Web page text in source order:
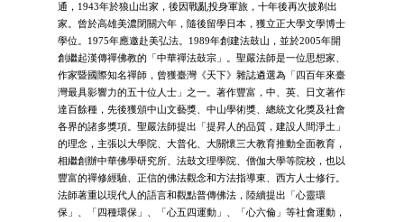
通，1943年於狼山出家，後因戰亂投身軍旅，十年後再次披剃出
家。曾於高雄美濃閉關六年，隨後留學日本，獲立正大學文學博士
學位。1975年應邀赴美弘法。1989年創建法鼓山，並於2005年開
創繼起漢傳禪佛教的「中華禪法鼓宗」。聖嚴法師是一位思想家、
作家暨國際知名禪師，曾獲臺灣《天下》雜誌遴選為「四百年來臺
灣最具影響力的五十位人士」之一。著作豐富，中、英、日文著作
達百餘種，先後獲頒中山文藝獎、中山學術獎、總統文化獎及社會
各界的諸多獎項。聖嚴法師提出「提昇人的品質，建設人間淨土」
的理念，主張以大學院、大普化、大關懷三大教育推動全面教育，
相繼創辦中華佛學研究所、法鼓文理學院、僧伽大學等院校，也以
豐富的禪修經驗、正信的佛法觀念和方法指導東、西方人士修行。
法師著重以現代人的語言和觀點普傳佛法，陸續提出「心靈環
保」、「四種環保」、「心五四運動」、「心六倫」等社會運動，